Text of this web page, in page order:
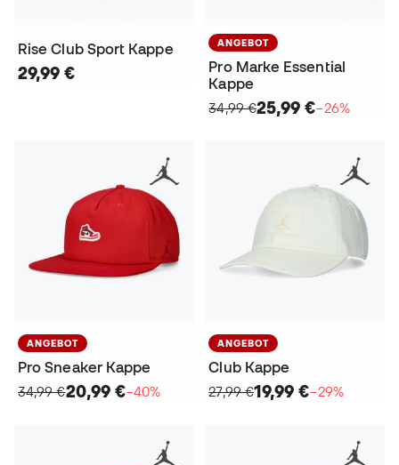
Rise Club Sport Kappe
29,99 €
ANGEBOT
Pro Marke Essential
Kappe
34,99 €25,99 €−26%
ANGEBOT
Pro Sneaker Kappe
34,99 €20,99 €−40%
ANGEBOT
Club Kappe
27,99 €19,99 €−29%